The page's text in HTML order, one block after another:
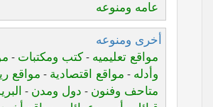
عامه ومنوعه
أخرى ومنوعه
مواقع تعليميه - كتب ومكتبات -
وأدله - مواقع اقتصادية - مواقع
متاحف وفنون - دول ومدن -